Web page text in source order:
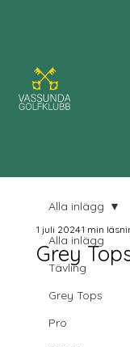
Alla inlägg
Tävling
Grey Tops
Pro
Alla inlägg
Grey
1 juli 20241 min